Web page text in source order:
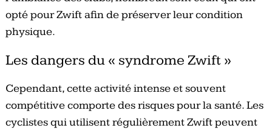
opté pour Zwift afin de préserver leur condition
physique.
Les dangers du « syndrome Zwift »
Cependant, cette activité intense et souvent
compétitive comporte des risques pour la santé. Les
cyclistes qui utilisent régulièrement Zwift peuvent